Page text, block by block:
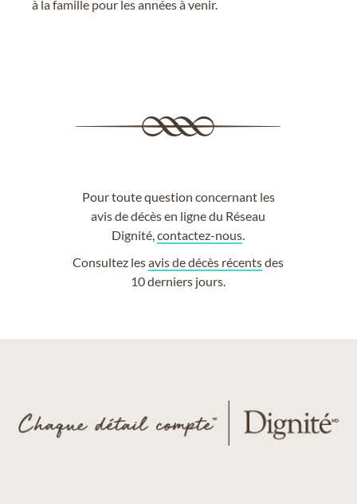
à la famille pour les années à venir.
Pour toute question concernant les
avis de décès en ligne du Réseau
Dignité,contactez-nous
Consultez lesavis de décès récentsdes
10 derniers jours.